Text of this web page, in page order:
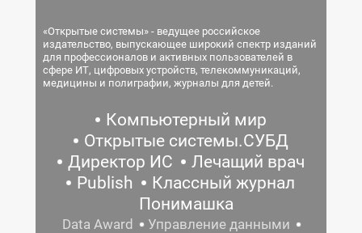
«Открытые системы» - ведущее российское
издательство, выпускающее широкий спектр изданий
для профессионалов и активных пользователей в
сфере ИТ, цифровых устройств, телекоммуникаций,
медицины и полиграфии, журналы для детей.
Компьютерный мир
Открытые системы.СУБД
Директор ИС
Лечащий врач
Publish
Классный журнал
Понимашка
Data Award
Управление данными